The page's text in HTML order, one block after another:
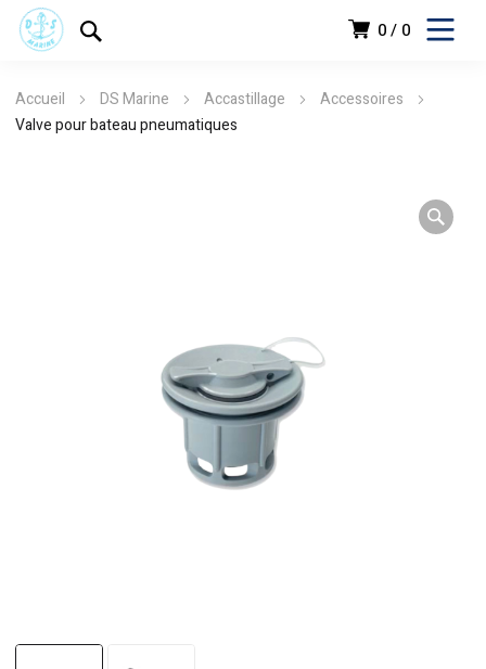
0 0
Accueil DS Marine Accastillage
Accessoires
Valve pour bateau pneumatiques